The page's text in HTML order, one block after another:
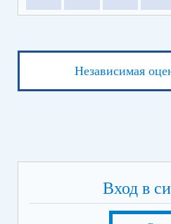
Независимая
Вход в